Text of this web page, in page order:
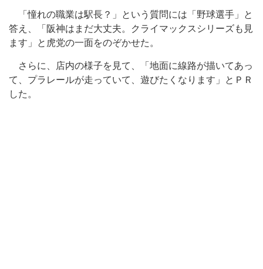
「憧れの職業は駅長？」という質問には「野球選手」と
答え、「阪神はまだ大丈夫。クライマックスシリーズも見
ます」と虎党の一面をのぞかせた。
さらに、店内の様子を見て、「地面に線路が描いてあっ
て、プラレールが走っていて、遊びたくなります」とＰＲ
した。